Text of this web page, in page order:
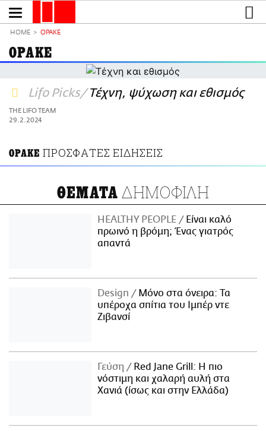
το
NEWSLETTER
ΜΙΚΡΟΠΡΑΓΜΑΤΑ
ΕΙΔΗΣΕΙΣ
CULTURE
ΤΡΟΠΟΣ ΖΩΗΣ
PODCASTS
Plus
HOME OPAKE
OPAKE
Lifo Picks Τέχνη, ψύχωση και εθισμός
THE LIFO TEAM
29.2.2024
OPAKE ΠΡΟΣΦΑΤΕΣ ΕΙΔΗΣΕΙΣ
ΘΕΜΑΤΑ ΔΗΜΟΦΙΛΗ
HEALTHY PEOPLE
Είναι καλό
πρωινό η βρόμη; Ένας γιατρός
απαντά
Design
Μόνο στα όνειρα: Τα
υπέροχα σπίτια του Ιμπέρ ντε
Ζιβανσί
Γεύση
Red Jane Grill: Η πιο
νόστιμη και χαλαρή αυλή στα
Χανιά (ίσως και στην Ελλάδα)